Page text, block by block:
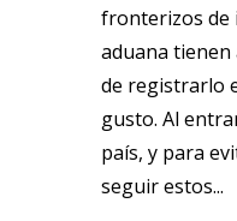
fronterizos de
aduana
de registrarlo
gusto. Al
país, y para
seguir estos...